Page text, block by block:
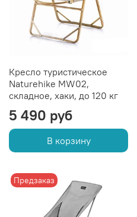
Кресло туристическое
Naturehike MW02,
складное, хаки, до 120 кг
5 490 руб
В корзину
Предзаказ